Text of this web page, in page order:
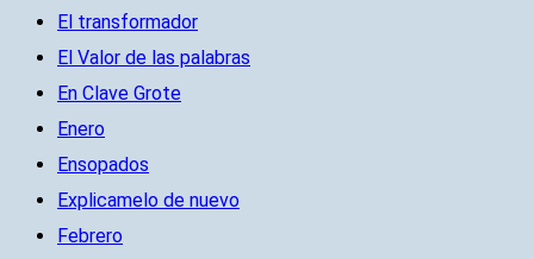
El transformador
El Valor de las palabras
En Clave Grote
Enero
Ensopados
Explicamelo de nuevo
Febrero